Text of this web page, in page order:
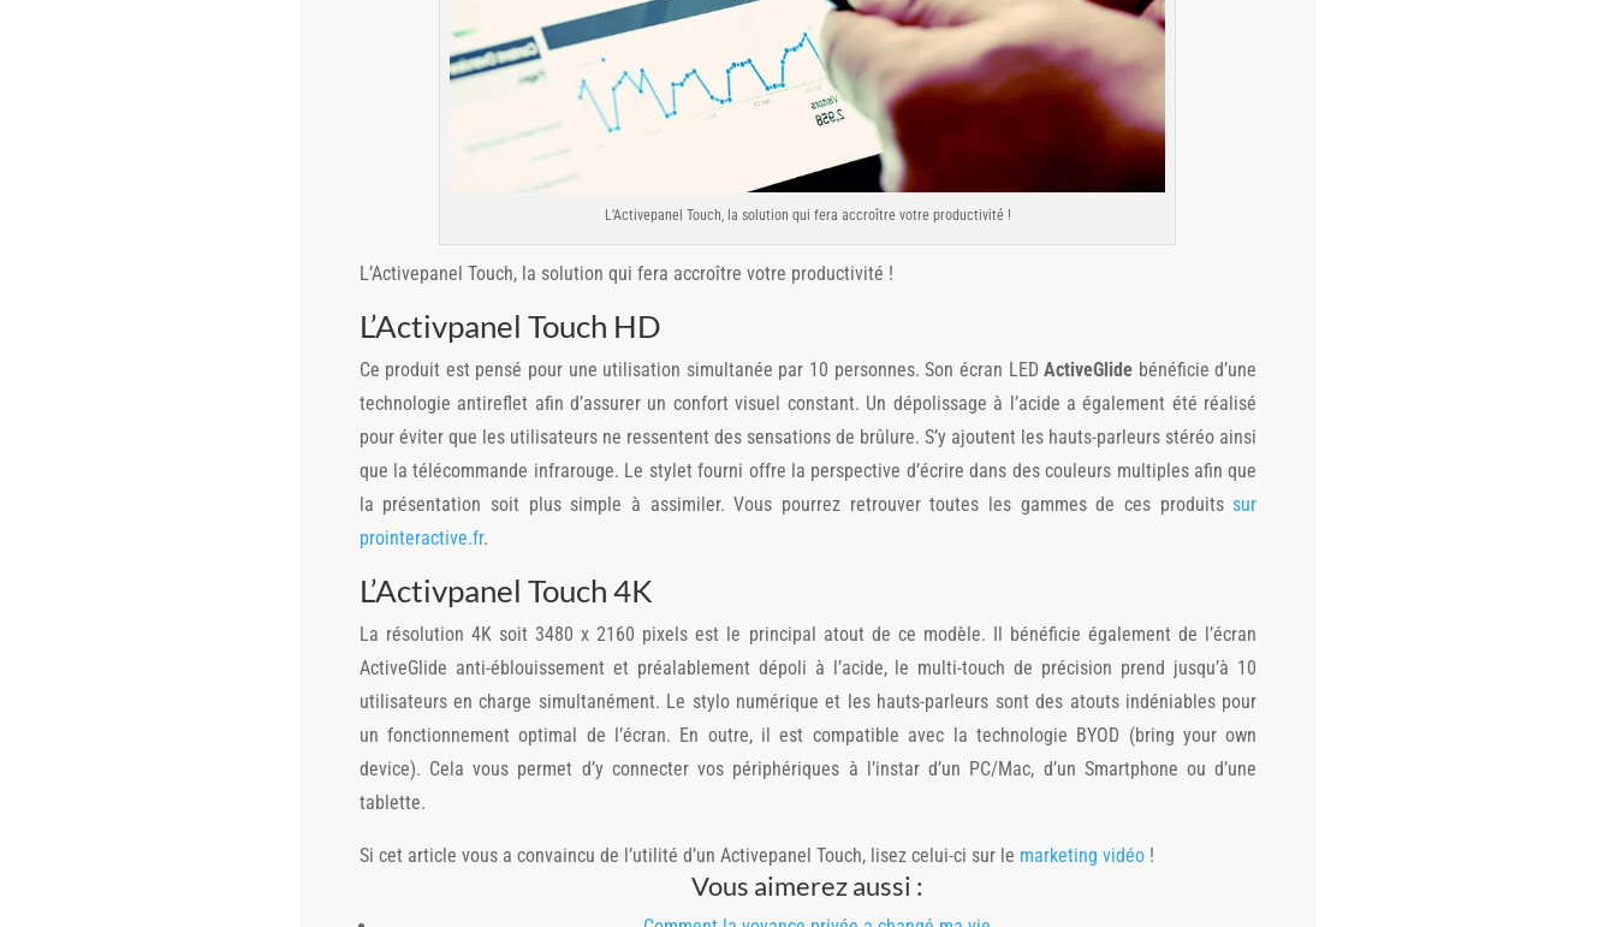
L’Activepanel Touch, la solution qui fera accroître votre productivité !
L’Activepanel Touch, la solution qui fera accroître votre productivité !
L’Activpanel Touch HD
Ce produit est pensé pour une utilisation simultanée par 10 personnes. Son écran LEDActiveGlide bénéficie d’une
technologie antireflet afin d’assurer un confort visuel constant. Un dépolissage à l’acide a également été réalisé
pour éviter que les utilisateurs ne ressentent des sensations de brûlure. S’y ajoutent les hauts-parleurs stéréo ainsi
que la télécommande infrarouge. Le stylet fourni offre la perspective d’écrire dans des couleurs multiples afin que
la présentation soit plus simple à assimiler. Vous pourrez retrouver toutes les gammes de ces produitssur
prointeractive.fr.
L’Activpanel Touch 4K
La résolution 4K soit 3480 x 2160 pixels est le principal atout de ce modèle. Il bénéficie également de l’écran
ActiveGlide anti-éblouissement et préalablement dépoli à l’acide, le multi-touch de précision prend jusqu’à 10
utilisateurs en charge simultanément. Le stylo numérique et les hauts-parleurs sont des atouts indéniables pour
un fonctionnement optimal de l’écran. En outre, il est compatible avec la technologie BYOD (bring your own
device). Cela vous permet d’y connecter vos périphériques à l’instar d’un PC/Mac, d’un Smartphone ou d’une
tablette.
Si cet article vous a convaincu de l’utilité d’un Activepanel Touch, lisez celui-ci sur le marketing vidéo!
Vous aimerez aussi :